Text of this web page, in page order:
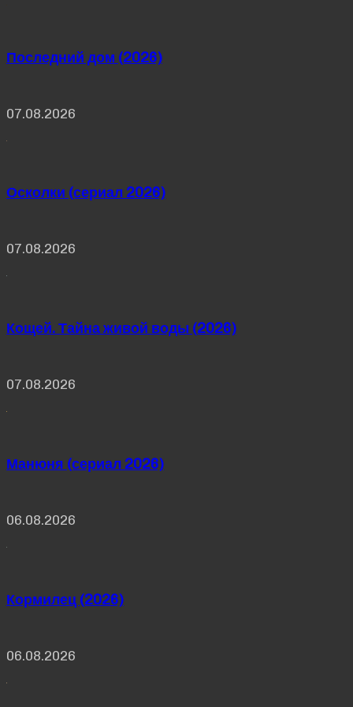
Последний дом (2026)
07.08.2026
Осколки (сериал 2026)
07.08.2026
Кощей. Тайна живой воды (2026)
07.08.2026
Манюня (сериал 2026)
06.08.2026
Кормилец (2026)
06.08.2026